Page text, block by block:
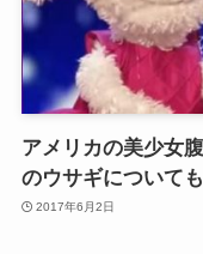
アメリカの美少女
のウサギについても
2017年6月2日